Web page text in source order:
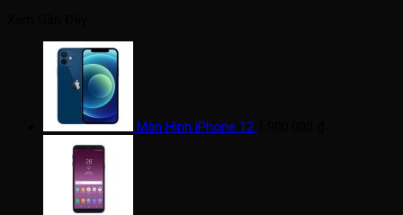
Màn Hình iPhone 12